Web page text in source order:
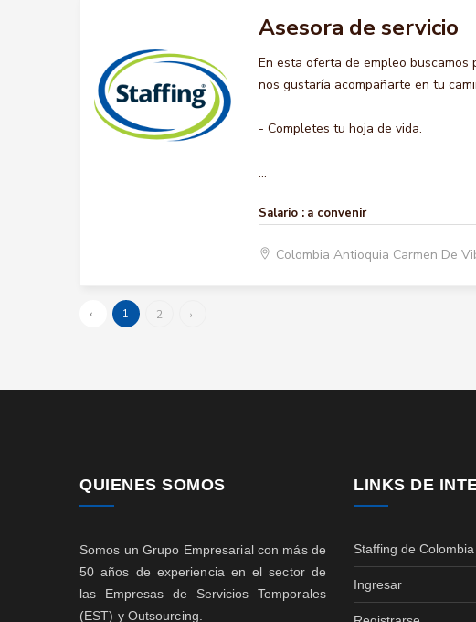
Asesora de servicio
En esta oferta de empleo buscamos
nos gustaría acompañarte en tu
- Completes tu hoja de vida.
...
Salario : a convenir
Colombia Antioquia Carmen De
‹ 1 2 ›
QUIENES SOMOS
Somos un Grupo Empresarial con más de
50 años de experiencia en el sector de
las Empresas de Servicios Temporales
(EST) y Outsourcing.
LINKS DE
Staffing de Colombia
Ingresar